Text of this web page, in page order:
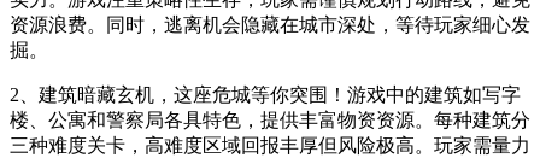
资源浪费。同时，逃离机会隐藏在城市深处，等待玩家细心发
掘。
2、建筑暗藏玄机，这座危城等你突围！游戏中的建筑如写字
楼、公寓和警察局各具特色，提供丰富物资资源。每种建筑分
三种难度关卡，高难度区域回报丰厚但风险极高。玩家需量力